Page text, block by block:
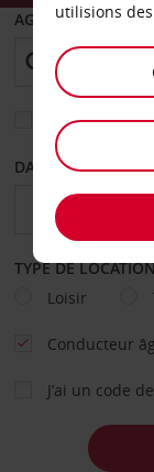
AGENCE DE
DATE DE DÉPART
TYPE DE
Loisir
Conducteur
J’ai un code
utilisions